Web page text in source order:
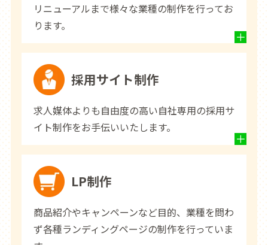
リニューアルまで様々な業種の制作を行ってお
ります。
採用サイト制作
求人媒体よりも自由度の高い自社専用の採用サ
イト制作をお手伝いいたします。
LP制作
商品紹介やキャンペーンなど目的、業種を問わ
ず各種ランディングページの制作を行っていま